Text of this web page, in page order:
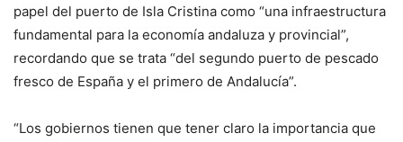
papel del puerto de Isla Cristina como “una infraestructura
fundamental para la economía andaluza y provincial”,
recordando que se trata “del segundo puerto de pescado
fresco de España y el primero de Andalucía”.
“Los gobiernos tienen que tener claro la importancia que